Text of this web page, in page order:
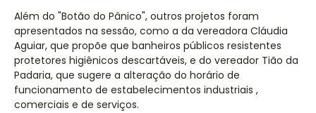
Além do "Botão do Pânico", outros projetos foram
apresentados na sessão, como a da vereadora Cláudia
Aguiar, que propõe que banheiros públicos resistentes
protetores higiênicos descartáveis, e do vereador Tião da
Padaria, que sugere a alteração do horário de
funcionamento de estabelecimentos industriais ,
comerciais e de serviços.